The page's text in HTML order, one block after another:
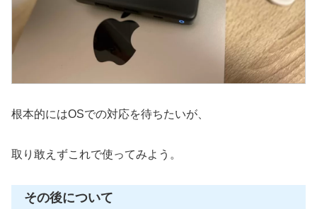
根本的にはOSでの対応を待ちたいが、
取り敢えずこれで使ってみよう。
その後について